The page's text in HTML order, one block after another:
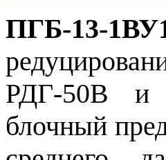
ПГБ-13-
РДГ-50В и
блочный